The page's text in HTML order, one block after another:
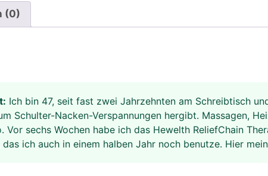
(0)
Ich bin 47, seit fast zwei Jahrzehnten am Schreibtisch
Schulter-Nacken-Verspannungen hergibt. Massagen,
Vor sechs Wochen habe ich das Hewelth ReliefChain
ich auch in einem halben Jahr noch benutze. Hier